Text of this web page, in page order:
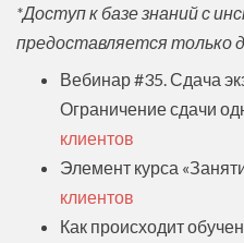
*Доступ к базе знаний с
предоставляется только
Вебинар #35. Сдача
Ограничение сдачи
клиентов
Элемент курса
клиентов
Как происходит